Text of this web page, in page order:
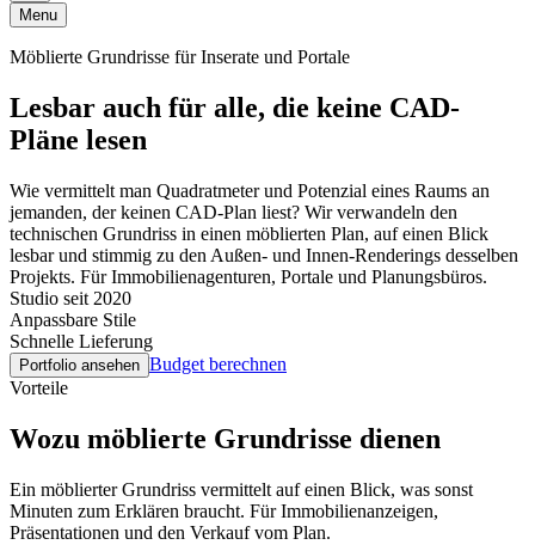
Menu
Möblierte Grundrisse für Inserate und Portale
Lesbar auch für alle, die keine CAD-
Pläne lesen
Wie vermittelt man Quadratmeter und Potenzial eines Raums an
jemanden, der keinen CAD-Plan liest? Wir verwandeln den
technischen Grundriss in einen möblierten Plan, auf einen Blick
lesbar und stimmig zu den Außen- und Innen-Renderings desselben
Projekts. Für Immobilienagenturen, Portale und Planungsbüros.
Studio seit 2020
Anpassbare Stile
Schnelle Lieferung
Portfolio ansehen Budget berechnen
Vorteile
Wozu möblierte Grundrisse dienen
Ein möblierter Grundriss vermittelt auf einen Blick, was sonst
Minuten zum Erklären braucht. Für Immobilienanzeigen,
Präsentationen und den Verkauf vom Plan.